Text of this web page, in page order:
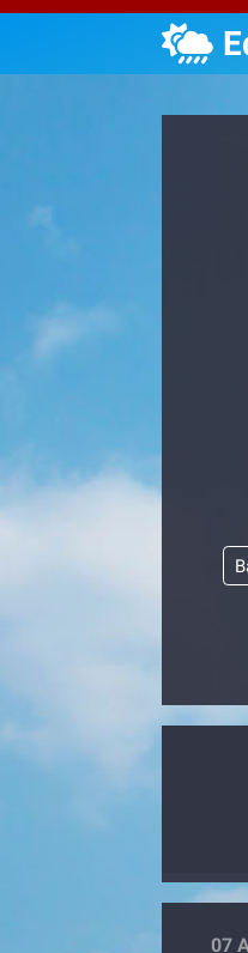
07
Özel Haberler
Sağlık
Ramazan
Haber Arşivi